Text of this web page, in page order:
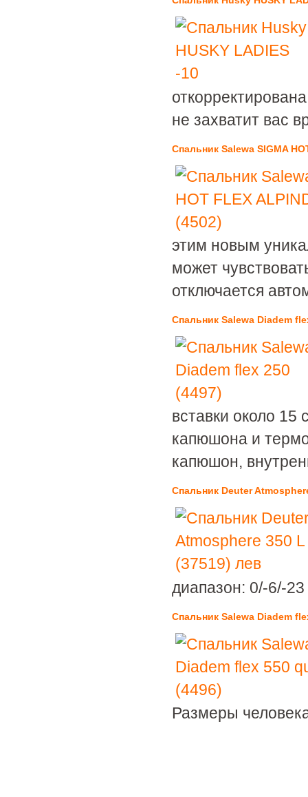
не захватит вас
Спальник Salewa SIGMA
этим новым
может
отключается
Спальник Salewa Diadem
вставки около
капюшона и
капюшон,
Спальник Deuter
диапазон: 0/-6/-23
Спальник Salewa Diadem
Размеры